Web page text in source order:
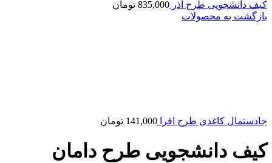
کیف دانشجویی طرح آذر 835,000 تومان
بازگشت به محصولات
جادستمال کاغذی طرح افرا 141,000 تومان
کیف دانشجویی طرح دامان